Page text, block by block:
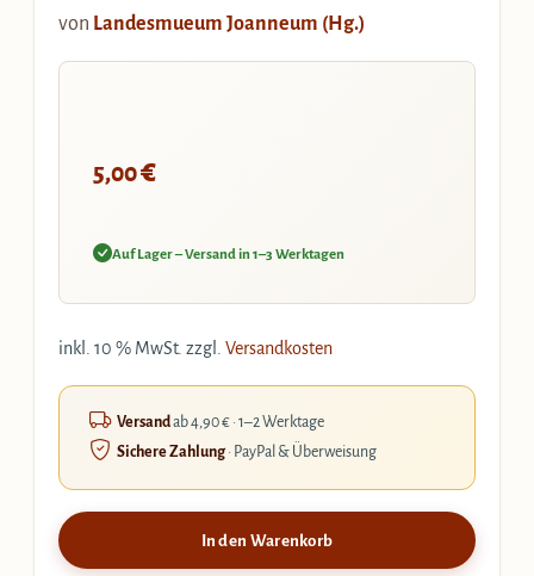
von Landesmueum Joanneum (Hg.)
5,00€
Auf Lager – Versand in 1–3 Werktagen
inkl. 10 % MwSt. zzgl. Versandkosten
Versandab 4,90 € · 1–2 Werktage
Sichere Zahlung· PayPal & Überweisung
In den Warenkorb